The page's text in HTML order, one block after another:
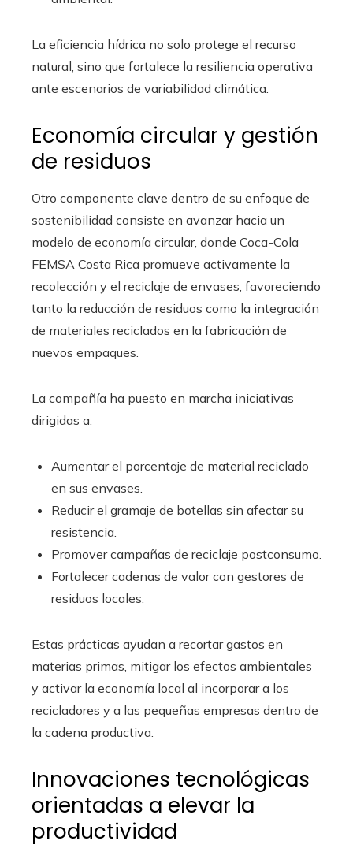
La eficiencia hídrica no solo protege el recurso
natural, sino que fortalece la resiliencia operativa
ante escenarios de variabilidad climática.
Economía circular y gestión
de residuos
Otro componente clave dentro de su enfoque de
sostenibilidad consiste en avanzar hacia un
modelo de economía circular, donde Coca-Cola
FEMSA Costa Rica promueve activamente la
recolección y el reciclaje de envases, favoreciendo
tanto la reducción de residuos como la integración
de materiales reciclados en la fabricación de
nuevos empaques.
La compañía ha puesto en marcha iniciativas
dirigidas a:
Aumentar el porcentaje de material reciclado
en sus envases.
Reducir el gramaje de botellas sin afectar su
resistencia.
Promover campañas de reciclaje postconsumo.
Fortalecer cadenas de valor con gestores de
residuos locales.
Estas prácticas ayudan a recortar gastos en
materias primas, mitigar los efectos ambientales
y activar la economía local al incorporar a los
recicladores y a las pequeñas empresas dentro de
la cadena productiva.
Innovaciones tecnológicas
orientadas a elevar la
productividad